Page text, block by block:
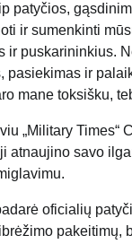
patyčios,
ir sumenkinti
ir puskarininkius.
pasiekimas ir
mane toksišku,
„Military Times“
atnaujino savo
oficialių
pakeitimų,